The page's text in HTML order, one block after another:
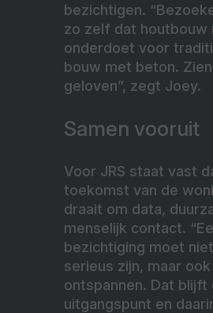
bezichtigen.
zo zelf dat houtbouw
onderdoet voor
bouw met beton.
geloven”, zegt Joey.
Samen vooruit
Voor JRS staat vast
toekomst van de
draait om data,
menselijk contact.
bezichtiging moet
serieus zijn, maar
ontspannen. Dat blijft
uitgangspunt en